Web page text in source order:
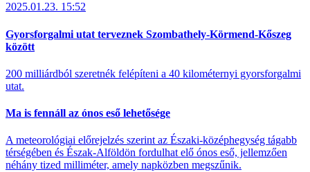
2025.01.23. 15:52
Gyorsforgalmi utat terveznek Szombathely-Körmend-Kőszeg
között
200 milliárdból szeretnék felépíteni a 40 kilométernyi gyorsforgalmi
utat.
Ma is fennáll az ónos eső lehetősége
A meteorológiai előrejelzés szerint az Északi-középhegység tágabb
térségében és Észak-Alföldön fordulhat elő ónos eső, jellemzően
néhány tized milliméter, amely napközben megszűnik.